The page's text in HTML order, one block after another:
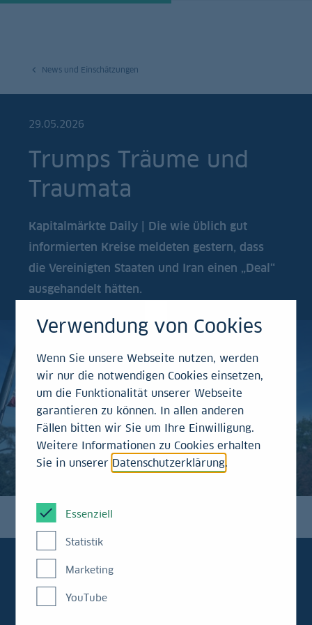
News und Einschätzungen
29.05.2026
Trumps Träume und
Traumata
Kapitalmärkte Daily | Die wie üblich gut
informierten Kreise meldeten gestern, dass
die Vereinigten Staaten und Iran einen „Deal“
ausgehandelt hätten.
Immer aktuell
Verwendung von Cookies
Wenn Sie unsere Webseite nutzen, werden
wir nur die notwendigen Cookies einsetzen,
um die Funktionalität unserer Webseite
garantieren zu können. In allen anderen
Fällen bitten wir Sie um Ihre Einwilligung.
Weitere Informationen zu Cookies erhalten
Sie in unserer Datenschutzerklärung.
Essenziell
Statistik
Marketing
YouTube